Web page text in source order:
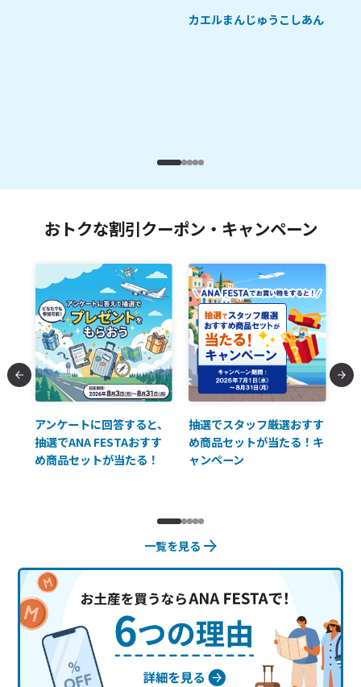
カエルまんじゅうこしあん
おトクな割引クーポン・キャンペーン
アンケートに回答すると、
抽選でANA FESTAおすす
め商品セットが当たる！
抽選でスタッフ厳選おすす
め商品セットが当たる！キ
ャンペーン
一覧を見る